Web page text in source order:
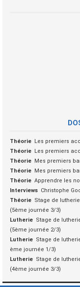
Théorie Les premiers
Théorie Les premiers
Théorie Mes premiers
Théorie Mes premiers
Théorie Apprendre les
Interviews Christophe
Théorie Stage de
(5ème journée 3/3)
Lutherie Stage de
(5ème journée 2/3)
Lutherie Stage de
ème journée 1/3)
Lutherie Stage de
(4ème journée 3/3)